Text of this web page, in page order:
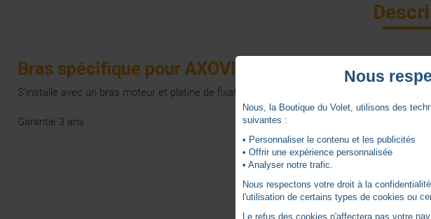
Bras spécifique pour AXOVIA MULTIPRO
S'installe avec un bras moteur et platine de fixation SY9019899
Garantie 3 ans
Nous
Nous, la Boutique du Volet, utilisons des
suivantes :
• Personnaliser le contenu et les publicités
• Offrir une expérience personnalisée
• Analyser notre trafic.
Nous respectons votre droit à la
l'utilisation de certains types de cookies ou
Le refus des cookies n'affectera pas votre